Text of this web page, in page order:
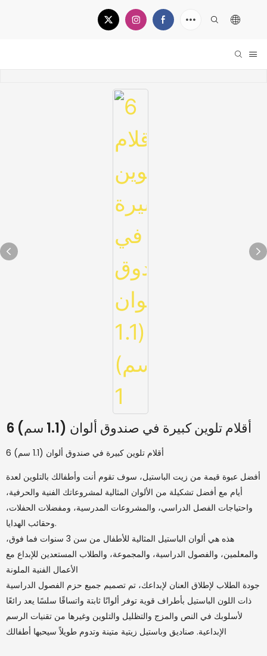
6 أقلام تلوين كبيرة في صندوق ألوان (1.1 سم)
6 أقلام تلوين كبيرة في صندوق ألوان (1.1 سم)
أفضل عبوة قيمة من زيت الباستيل، سوف تقوم أنت وأطفالك بالتلوين لعدة
أيام مع أفضل تشكيلة من الألوان المثالية لمشروعاتك الفنية والحرفية،
واحتياجات الفصل الدراسي، والمشروعات المدرسية، ومفضلات الحفلات،
وحقائب الهدايا.
هذه هي ألوان الباستيل المثالية للأطفال من سن 3 سنوات فما فوق،
والمعلمين، والفصول الدراسية، والمجموعة، والطلاب المستعدين للإبداع مع
الأعمال الفنية الملونة
جودة الطلاب لإطلاق العنان لإبداعك، تم تصميم جميع حزم الفصول الدراسية
ذات اللون الباستيل بأطراف قوية توفر ألوانًا ثابتة واتساقًا سلسًا يعد رائعًا
لأسلوبك في النص والمزج والتظليل والتلوين وغيرها من تقنيات الرسم
الإبداعية. صناديق وباستيل زيتية متينة وتدوم طويلاً سيحبها أطفالك